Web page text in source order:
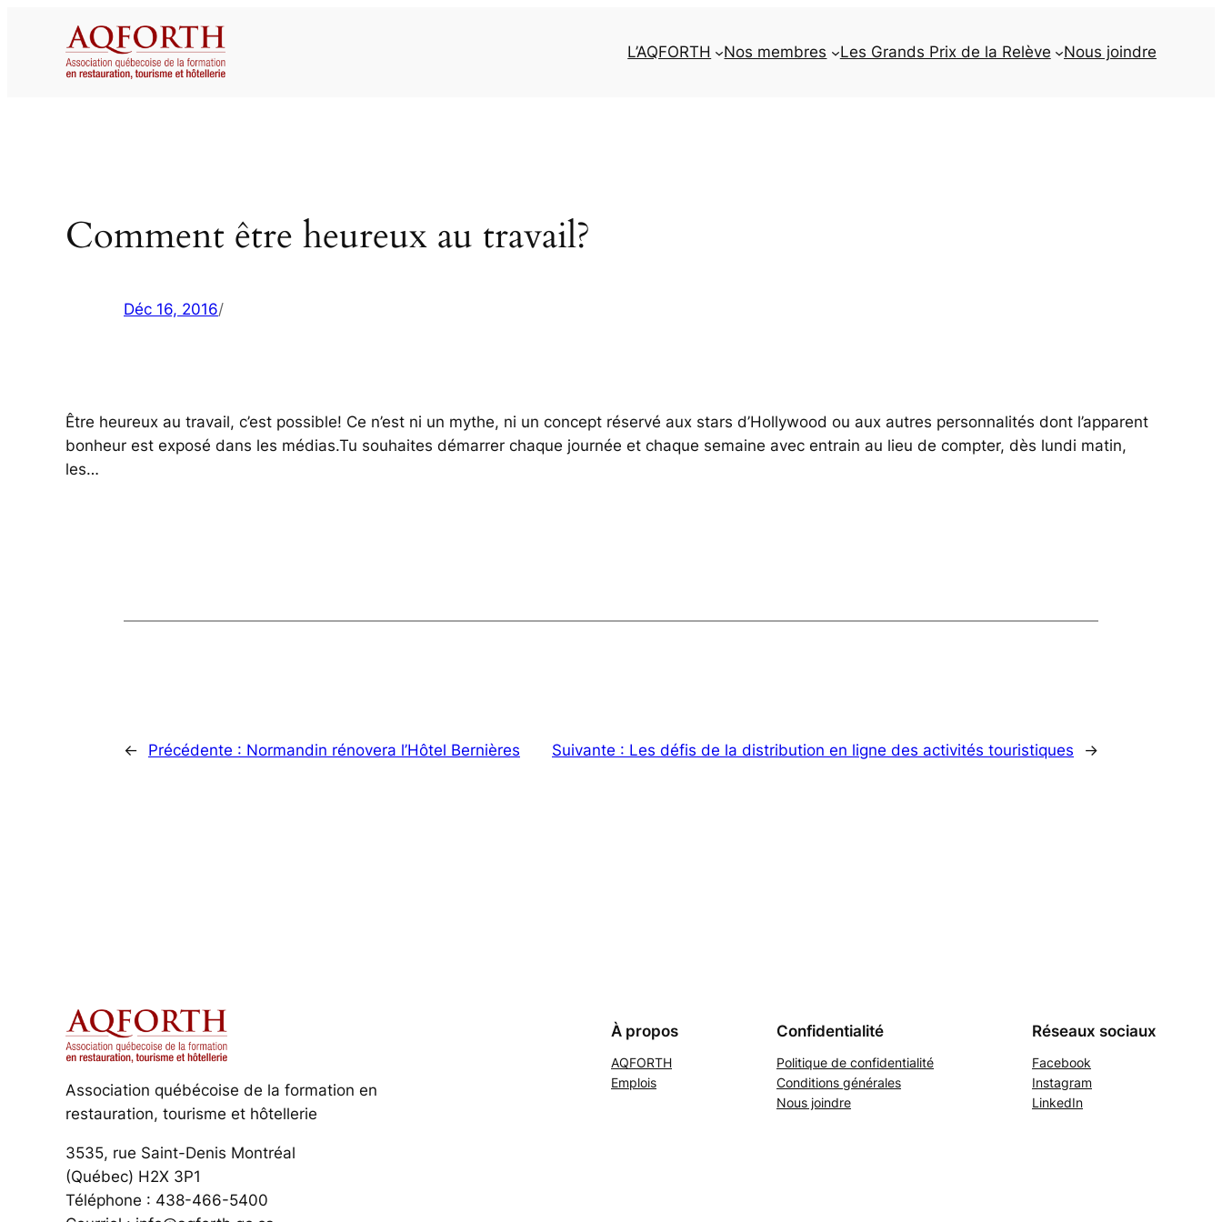
L’AQFORTH Nos membres Les Grands Prix de la Relève Nous joindre
Comment être heureux au travail?
Déc 16, 2016/
Être heureux au travail, c’est possible! Ce n’est ni un mythe, ni un concept réservé aux stars d’Hollywood ou aux autres personnalités dont l’apparent
bonheur est exposé dans les médias.Tu souhaites démarrer chaque journée et chaque semaine avec entrain au lieu de compter, dès lundi matin,
les…
← Précédente : Normandin rénovera l’Hôtel Bernières Suivante : Les défis de la distribution en ligne des activités touristiques →
Association québécoise de la formation en
restauration, tourisme et hôtellerie
3535, rue Saint-Denis Montréal
(Québec) H2X 3P1
Téléphone : 438-466-5400
À propos
AQFORTH
Emplois
Confidentialité
Politique de confidentialité
Conditions générales
Nous joindre
Réseaux sociaux
Facebook
Instagram
LinkedIn